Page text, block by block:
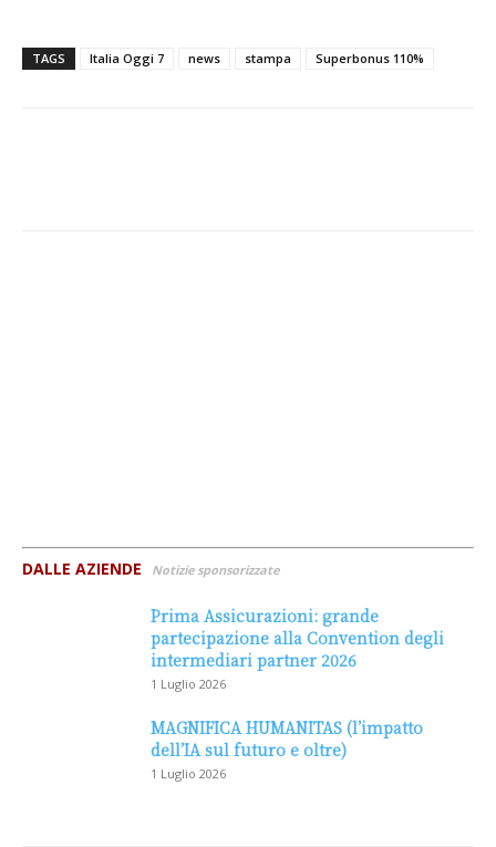
TAGS Italia Oggi 7 news stampa Superbonus 110%
DALLE AZIENDE Notizie sponsorizzate
Prima Assicurazioni: grande
partecipazione alla Convention degli
intermediari partner 2026
1 Luglio 2026
MAGNIFICA HUMANITAS (l’impatto
dell’IA sul futuro e oltre)
1 Luglio 2026